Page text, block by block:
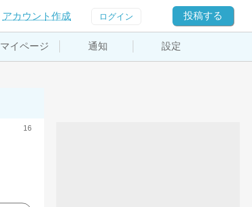
アカウント作成 ログイン 投稿する
マイページ 通知 設定
16